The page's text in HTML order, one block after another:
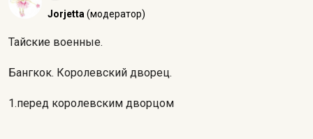
Jorjetta (модератор)
Тайские военные.
Бангкок. Королевский дворец.
1.перед королевским дворцом